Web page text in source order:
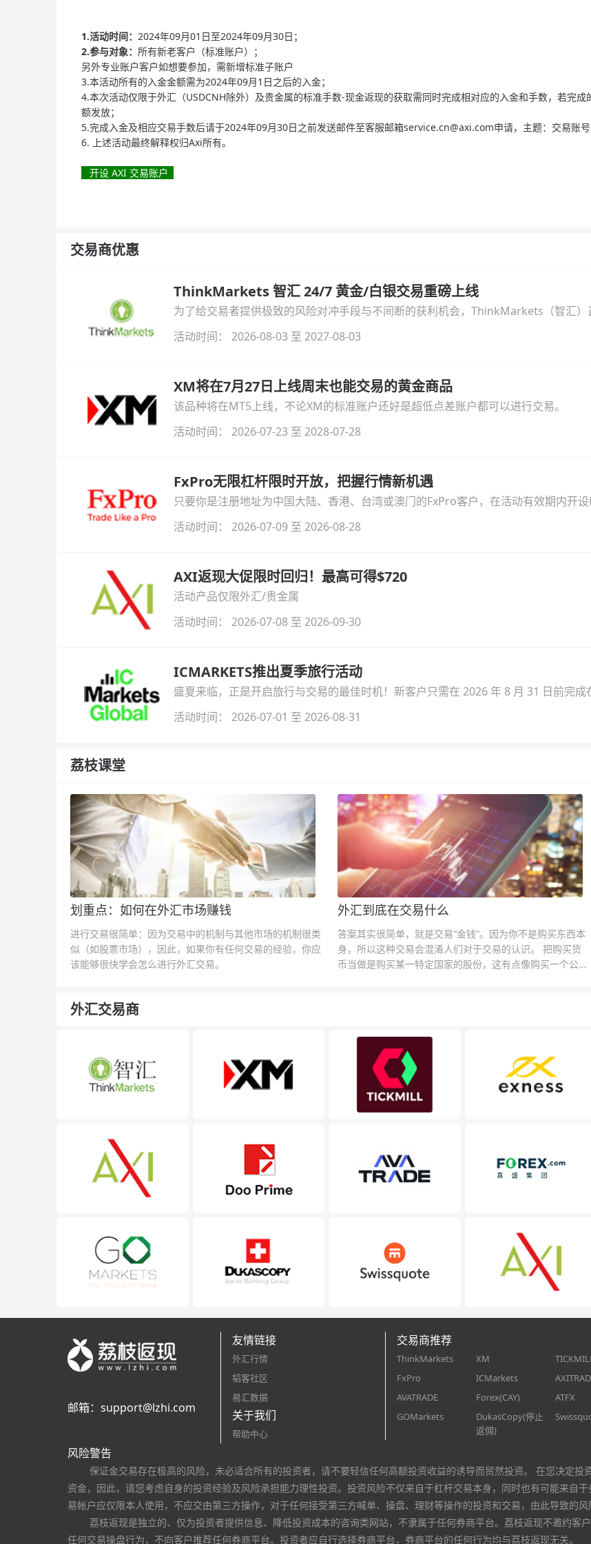
1.活动时间： 2024年09月01日至2024年09月30日；
2.参与对象： 所有新老客户（标准账户）；
另外专业账户客户如想要参加，需新增标准子账户
3.本活动所有的入金金额需为2024年09月1日之后的入金；
4.本次活动仅限于外汇（USDCNH除外）及贵金属的标准手数-现金返现的获取需同时完成相对应的入金和手数，若完
额发放；
5.完成入金及相应交易手数后请于2024年09月30日之前发送邮件至客服邮箱service.cn@axi.com申请，主题：交易账号
6. 上述活动最终解释权归Axi所有。
开设 AXI 交易账户
交易商优惠
ThinkMarkets 智汇 24/7 黄金/白银交易重磅上线
为了给交易者提供极致的风险对冲手段与不间断的获利机会，ThinkMarkets（智汇
与白银交易！本文将为您详细拆解本次升级的核心交易品种、杠杆配置、支持软件及交
活动时间： 2026-08-03 至 2027-08-03
XM将在7月27日上线周末也能交易的黄金商品
该品种将在MT5上线，不论XM的标准账户还好是超低点差账户都可以进行交易。
活动时间： 2026-07-23 至 2028-07-28
FxPro无限杠杆限时开放，把握行情新机遇
只要你是注册地址为中国大陆、香港、台湾或澳门的FxPro客户，在活动有效期内开
自动解锁无限倍杠杆福利，无需额外复杂操作。
活动时间： 2026-07-09 至 2026-08-28
AXI返现大促限时回归！最高可得$720
活动产品仅限外汇/贵金属
活动时间： 2026-07-08 至 2026-09-30
ICMARKETS推出夏季旅行活动
盛夏来临，正是开启旅行与交易的最佳时机！新客户只需在 2026 年 8 月 31 日前完成
金即可参与！
活动时间： 2026-07-01 至 2026-08-31
荔枝课堂
划重点：如何在外汇市场赚钱
进行交易很简单：因为交易中的机制与其他市场的机制很类
似（如股票市场），因此，如果你有任何交易的经验，你应
该能够很快学会怎么进行外汇交易。
外汇到底在交易什么
答案其实很简单，就是交易“金钱”。因为你不是购买东西本
身，所以这种交易会混淆人们对于交易的认识。 把购买货
币当做是购买某一特定国家的股份，这有点像购买一个公司
外汇交易商
邮箱： support@lzhi.com
友情链接
外汇行情
韬客社区
易汇数据
关于我们
帮助中心
交易商推荐
ThinkMarkets XM
FxPro
ICMarkets
AVATRADE
Forex(CAY) ATFX
GOMarkets
DukasCopy(停止
返佣)
风险警告
保证金交易存在极高的风险，未必适合所有的投资者，请不要轻信任何高额投资收益的诱导而贸然投资。 在您决定
资金，因此，请您考虑自身的投资经验及风险承担能力理性投资。投资风险不仅来自于杠杆交易本身，同时也有可能来自
易帐户应仅限本人使用，不应交由第三方操作，对于任何接受第三方喊单、操盘、理财等操作的投资和交易，由此导致的风
荔枝返现是独立的、仅为投资者提供信息、降低投资成本的咨询类网站，不隶属于任何券商平台。荔枝返现不邀约客
任何交易操盘行为，不向客户推荐任何券商平台。投资者应自行选择券商平台，券商平台的任何行为均与荔枝返现无关。